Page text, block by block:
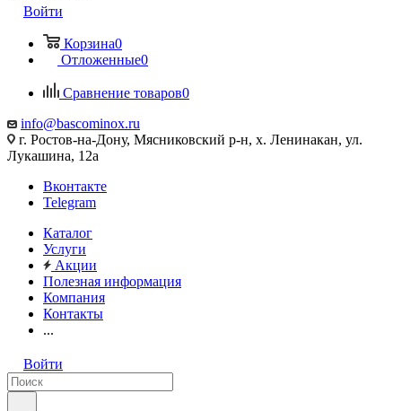
Войти
Корзина0
Отложенные0
Сравнение товаров0
info@bascominox.ru
г. Ростов-на-Дону, Мясниковский р-н, х. Ленинакан, ул.
Лукашина, 12а
Вконтакте
Telegram
Каталог
Услуги
Акции
Полезная информация
Компания
Контакты
...
Войти